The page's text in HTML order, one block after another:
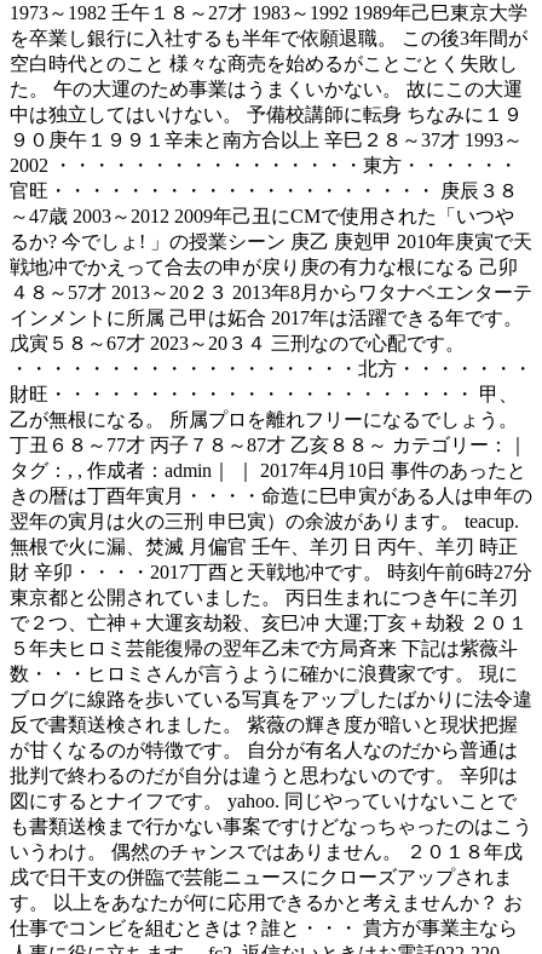
1973～1982 壬午１８～27才 1983～1992 1989年己巳東京大学
を卒業し銀行に入社するも半年で依願退職。 この後3年間が
空白時代とのこと 様々な商売を始めるがことごとく失敗し
た。 午の大運のため事業はうまくいかない。 故にこの大運
中は独立してはいけない。 予備校講師に転身 ちなみに１９
９０庚午１９９１辛未と南方合以上 辛巳２８～37才 1993～
2002 ・・・・・・・・・・・・・・・・東方・・・・・・
官旺・・・・・・・・・・・・・・・・・・・・ 庚辰３８
～47歳 2003～2012 2009年己丑にCMで使用された「いつや
るか? 今でしょ! 」の授業シーン 庚乙 庚剋甲 2010年庚寅で天
戦地冲でかえって合去の申が戻り庚の有力な根になる 己卯
４８～57才 2013～20２３ 2013年8月からワタナベエンターテ
インメントに所属 己甲は妬合 2017年は活躍できる年です。
戊寅５８～67才 2023～20３４ 三刑なので心配です。
・・・・・・・・・・・・・・・・・・北方・・・・・・・
財旺・・・・・・・・・・・・・・・・・・・・・・ 甲、
乙が無根になる。 所属プロを離れフリーになるでしょう。
丁丑６８～77才 丙子７８～87才 乙亥８８～ カテゴリー：｜
タグ：, , 作成者：admin｜ ｜ 2017年4月10日 事件のあったと
きの暦は丁酉年寅月・・・・命造に巳申寅がある人は申年の
翌年の寅月は火の三刑 申巳寅）の余波があります。 teacup.
無根で火に漏、焚滅 月偏官 壬午、羊刃 日 丙午、羊刃 時正
財 辛卯・・・・2017丁酉と天戦地冲です。 時刻午前6時27分
東京都と公開されていました。 丙日生まれにつき午に羊刃
で２つ、亡神＋大運亥劫殺、亥巳冲 大運;丁亥＋劫殺 ２０１
５年夫ヒロミ芸能復帰の翌年乙未で方局斉来 下記は紫薇斗
数・・・ヒロミさんが言うように確かに浪費家です。 現に
ブログに線路を歩いている写真をアップしたばかりに法令違
反で書類送検されました。 紫薇の輝き度が暗いと現状把握
が甘くなるのが特徴です。 自分が有名人なのだから普通は
批判で終わるのだが自分は違うと思わないのです。 辛卯は
図にするとナイフです。 yahoo. 同じやっていけないことで
も書類送検まで行かない事案ですけどなっちゃったのはこう
いうわけ。 偶然のチャンスではありません。 ２０１８年戊
戌で日干支の併臨で芸能ニュースにクローズアップされま
す。 以上をあなたが何に応用できるかと考えませんか？ お
仕事でコンビを組むときは？誰と・・・ 貴方が事業主なら